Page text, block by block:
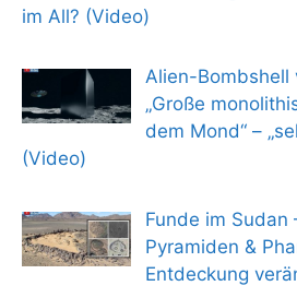
im All? (Video)
Alien-Bombshell
„Große
dem Mond“ –
(Video)
Funde im Sudan
Pyramiden &
Entdeckung